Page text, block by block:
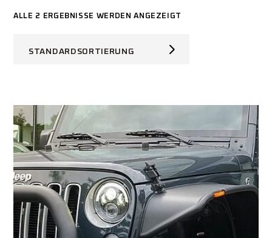
ALLE 2 ERGEBNISSE WERDEN ANGEZEIGT
STANDARDSORTIERUNG